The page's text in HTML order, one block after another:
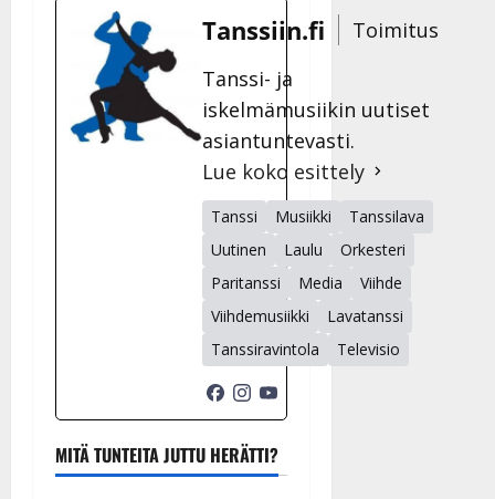
Tanssiin.fi
Toimitus
Tanssi- ja
iskelmämusiikin uutiset
asiantuntevasti.
Lue koko esittely
Tanssi Musiikki
Tanssilava
Uutinen
Laulu
Orkesteri
Paritanssi
Media
Viihde
Viihdemusiikki
Lavatanssi
Tanssiravintola
Televisio
MITÄ TUNTEITA JUTTU HERÄTTI?